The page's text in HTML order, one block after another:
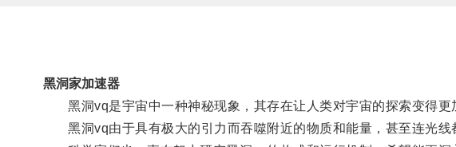
黑洞家加速器
黑洞vq是宇宙中一种神秘现象，其存在让人类对宇宙的探索变得更
黑洞vq由于具有极大的引力而吞噬附近的物质和能量，甚至连光线